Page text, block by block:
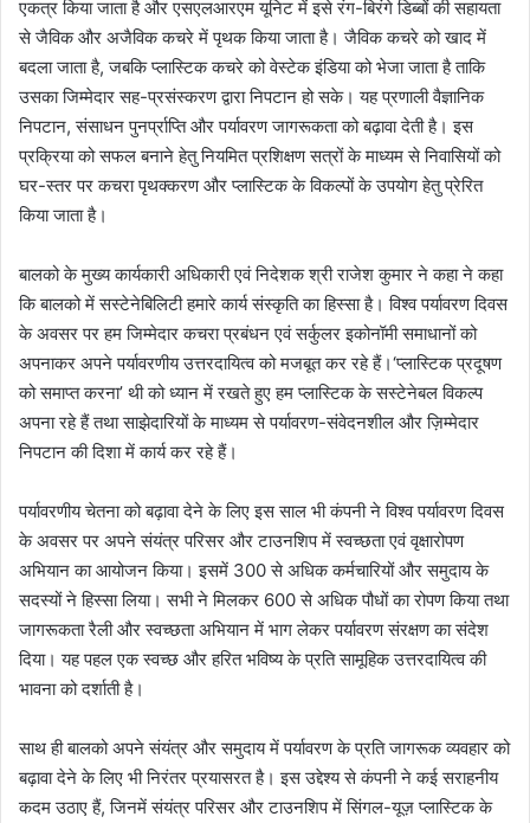
एकत्र किया जाता है और एसएलआरएम यूनिट में इसे रंग-बिरंगे डिब्बों की सहायता
से जैविक और अजैविक कचरे में पृथक किया जाता है। जैविक कचरे को खाद में
बदला जाता है, जबकि प्लास्टिक कचरे को वेस्टेक इंडिया को भेजा जाता है ताकि
उसका जिम्मेदार सह-प्रसंस्करण द्वारा निपटान हो सके। यह प्रणाली वैज्ञानिक
निपटान, संसाधन पुनर्प्राप्ति और पर्यावरण जागरूकता को बढ़ावा देती है। इस
प्रक्रिया को सफल बनाने हेतु नियमित प्रशिक्षण सत्रों के माध्यम से निवासियों को
घर-स्तर पर कचरा पृथक्करण और प्लास्टिक के विकल्पों के उपयोग हेतु प्रेरित
किया जाता है।
बालको के मुख्य कार्यकारी अधिकारी एवं निदेशक श्री राजेश कुमार ने कहा ने कहा
कि बालको में सस्टेनेबिलिटी हमारे कार्य संस्कृति का हिस्सा है। विश्व पर्यावरण दिवस
के अवसर पर हम जिम्मेदार कचरा प्रबंधन एवं सर्कुलर इकोनॉमी समाधानों को
अपनाकर अपने पर्यावरणीय उत्तरदायित्व को मजबूत कर रहे हैं।‘प्लास्टिक प्रदूषण
को समाप्त करना’ थी को ध्यान में रखते हुए हम प्लास्टिक के सस्टेनेबल विकल्प
अपना रहे हैं तथा साझेदारियों के माध्यम से पर्यावरण-संवेदनशील और ज़िम्मेदार
निपटान की दिशा में कार्य कर रहे हैं।
पर्यावरणीय चेतना को बढ़ावा देने के लिए इस साल भी कंपनी ने विश्व पर्यावरण दिवस
के अवसर पर अपने संयंत्र परिसर और टाउनशिप में स्वच्छता एवं वृक्षारोपण
अभियान का आयोजन किया। इसमें 300 से अधिक कर्मचारियों और समुदाय के
सदस्यों ने हिस्सा लिया। सभी ने मिलकर 600 से अधिक पौधों का रोपण किया तथा
जागरूकता रैली और स्वच्छता अभियान में भाग लेकर पर्यावरण संरक्षण का संदेश
दिया। यह पहल एक स्वच्छ और हरित भविष्य के प्रति सामूहिक उत्तरदायित्व की
भावना को दर्शाती है।
साथ ही बालको अपने संयंत्र और समुदाय में पर्यावरण के प्रति जागरूक व्यवहार को
बढ़ावा देने के लिए भी निरंतर प्रयासरत है। इस उद्देश्य से कंपनी ने कई सराहनीय
कदम उठाए हैं, जिनमें संयंत्र परिसर और टाउनशिप में सिंगल-यूज़ प्लास्टिक के